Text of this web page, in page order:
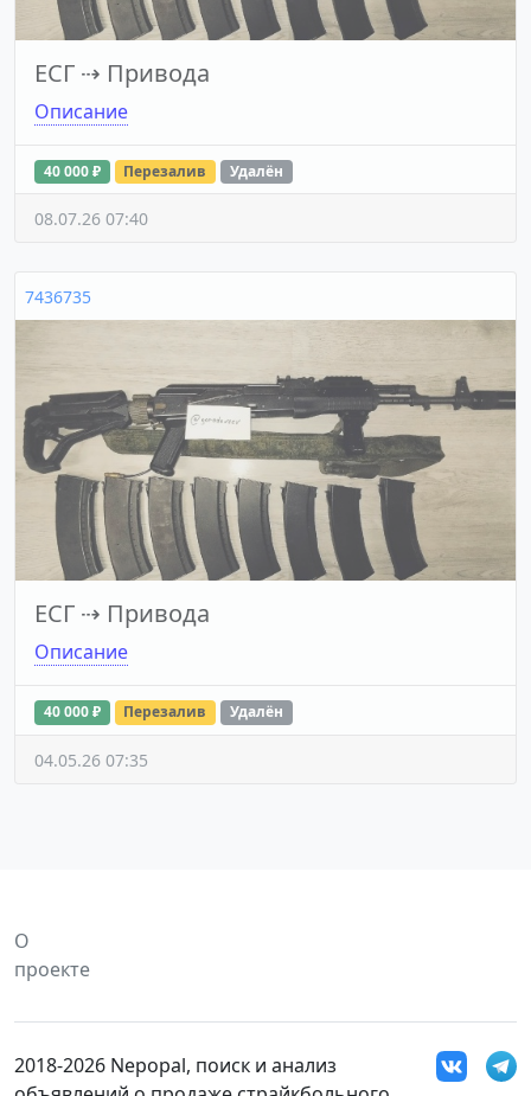
ЕСГ ⇢ Привода
Описание
40 000 ₽ Перезалив Удалён
08.07.26 07:40
7436735
ЕСГ ⇢ Привода
Описание
40 000 ₽ Перезалив Удалён
04.05.26 07:35
О
проекте
2018-2026 Nepopal, поиск и анализ